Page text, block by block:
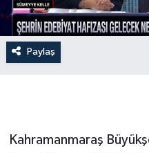
Paylaş
Kahramanmaraş